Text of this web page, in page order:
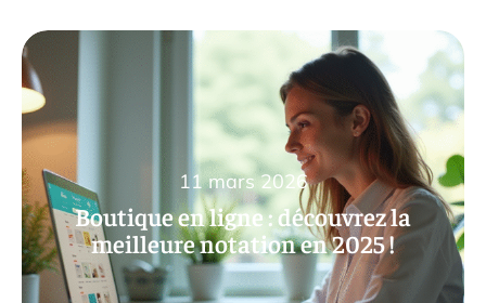
Boutique en ligne : découvrez la
meilleure notation en 2025 !
11 mars 2026